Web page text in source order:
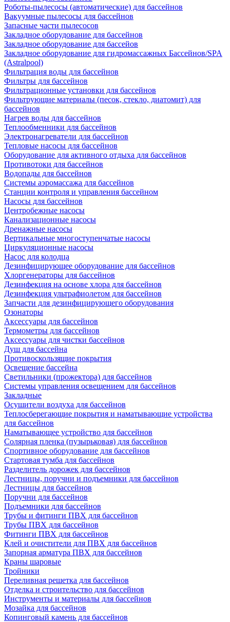
Роботы-пылесосы (автоматические) для бассейнов
Вакуумные пылесосы для бассейнов
Запасные части пылесосов
Закладное оборудование для бассейнов
Закладное оборудование для бассейов
Закладное оборудование для гидромассажных Бассейнов/SPA
(Astralpool)
Фильтрация воды для бассейнов
Фильтры для бассейнов
Фильтрационные установки для бассейнов
Фильтрующие материалы (песок, стекло, диатомит) для
бассейнов
Нагрев воды для бассейнов
Теплообменники для бассейнов
Электронагреватели для бассейнов
Тепловые насосы для бассейнов
Оборудование для активного отдыха для бассейнов
Противотоки для бассейнов
Водопады для бассейнов
Системы аэромассажа для бассейнов
Станции контроля и управления бассейном
Насосы для бассейнов
Центробежные насосы
Канализационные насосы
Дренажные насосы
Вертикальные многоступенчатые насосы
Циркуляционные насосы
Насос для колодца
Дезинфицирующее оборудование для бассейнов
Хлоргенераторы для бассейнов
Дезинфекция на основе хлора для бассейнов
Дезинфекция ультрафиолетом для бассейнов
Запчасти для дезинфицирующего оборудования
Озонаторы
Аксессуары для бассейнов
Термометры для бассейнов
Аксессуары для чистки бассейнов
Душ для бассейна
Противоскользящие покрытия
Освещение бассейна
Светильники (прожектора) для бассейнов
Системы управления освещением для бассейнов
Закладные
Осушители воздуха для бассейнов
Теплосберегающие покрытия и наматывающие устройства
для бассейнов
Наматывающее устройство для бассейнов
Солярная пленка (пузырьковая) для бассейнов
Спортивное оборудование для бассейнов
Стартовая тумба для бассейнов
Разделитель дорожек для бассейнов
Лестницы, поручни и подъемники для бассейнов
Лестницы для бассейнов
Поручни для бассейнов
Подъемники для бассейнов
Трубы и фитинги ПВХ для бассейнов
Трубы ПВХ для бассейнов
Фитинги ПВХ для бассейнов
Клей и очистители для ПВХ для бассейнов
Запорная арматура ПВХ для бассейнов
Краны шаровые
Тройники
Переливная решетка для бассейнов
Отделка и строительство для бассейнов
Инструменты и материалы для бассейнов
Мозайка для бассейнов
Копинговый камень для бассейнов